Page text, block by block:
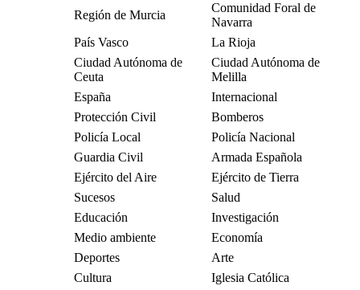
Región de Murcia
Comunidad Foral de
Navarra
País Vasco
La Rioja
Ciudad Autónoma de
Ceuta
Ciudad Autónoma de
Melilla
España
Internacional
Protección Civil
Bomberos
Policía Local
Policía Nacional
Guardia Civil
Armada Española
Ejército del Aire
Ejército de Tierra
Sucesos
Salud
Educación
Investigación
Medio ambiente
Economía
Deportes
Arte
Cultura
Iglesia Católica